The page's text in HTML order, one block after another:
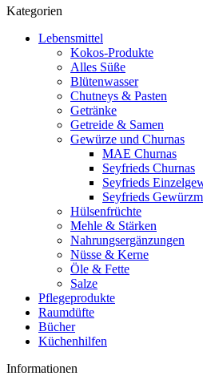
Kategorien
Lebensmittel
Kokos-Produkte
Alles Süße
Blütenwasser
Chutneys & Pasten
Getränke
Getreide & Samen
Gewürze und Churnas
MAE Churnas
Seyfrieds Churnas
Seyfrieds
Seyfrieds
Hülsenfrüchte
Mehle & Stärken
Nahrungsergänzungen
Nüsse & Kerne
Öle & Fette
Salze
Pflegeprodukte
Raumdüfte
Bücher
Küchenhilfen
Informationen